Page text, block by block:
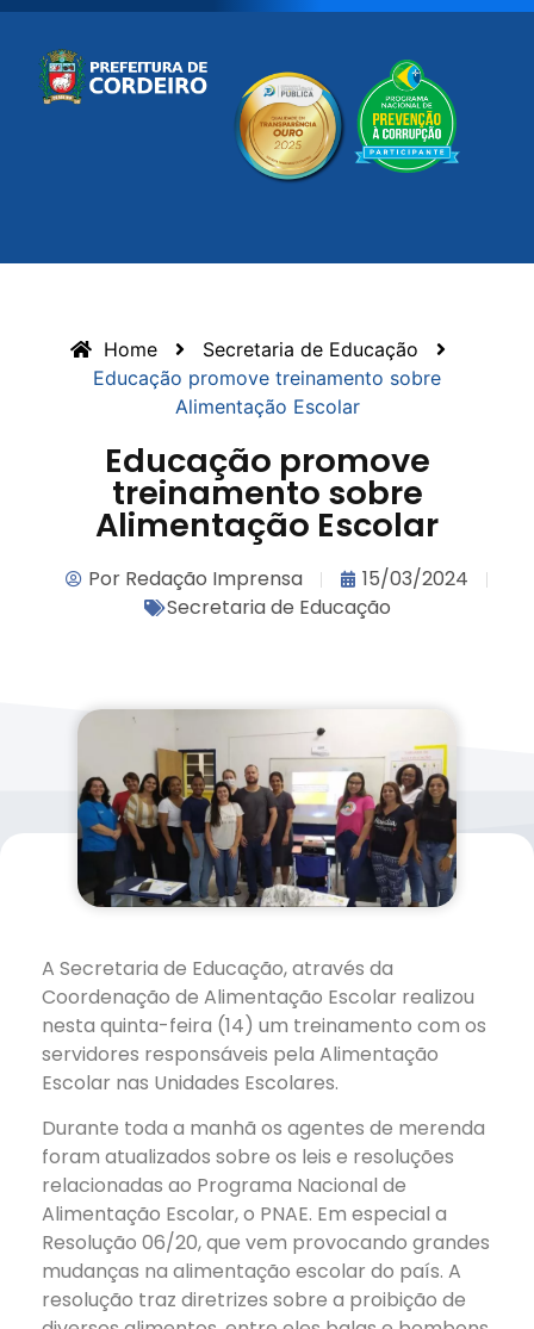
Home
Secretaria de Educação
Educação promove treinamento sobre
Alimentação Escolar
Educação promove
treinamento sobre
Alimentação Escolar
PorRedação Imprensa
15/03/2024
Secretaria de Educação
A Secretaria de Educação, através da
Coordenação de Alimentação Escolar realizou
nesta quinta-feira (14) um treinamento com os
servidores responsáveis pela Alimentação
Escolar nas Unidades Escolares.
Durante toda a manhã os agentes de merenda
foram atualizados sobre os leis e resoluções
relacionadas ao Programa Nacional de
Alimentação Escolar, o PNAE. Em especial a
Resolução 06/20, que vem provocando grandes
mudanças na alimentação escolar do país. A
resolução traz diretrizes sobre a proibição de